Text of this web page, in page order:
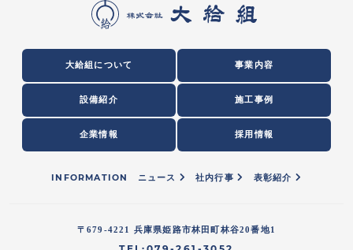
大給組について 事業内容
設備紹介 施工事例
企業情報 採用情報
INFORMATION ニュース 社内行事 表彰紹介
〒679-4221 兵庫県姫路市林田町林谷20番地1